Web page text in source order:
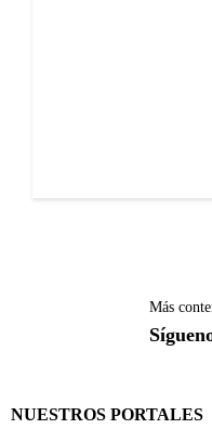
Más
NUESTROS PORTALES